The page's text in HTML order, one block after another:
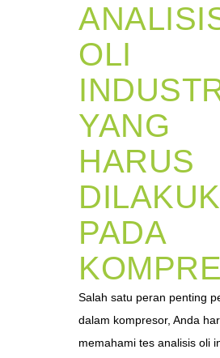
OLI
YANG
HARUS
PADA
Salah satu peran penting
dalam kompresor, Anda
memahami tes analisis oli